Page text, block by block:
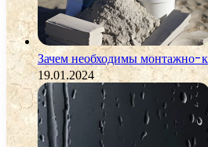
Зачем необходимы монтажно-
19.01.2024